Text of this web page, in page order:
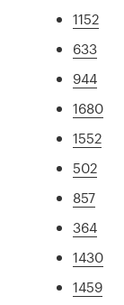
1152
633
944
1680
1552
502
857
364
1430
1459